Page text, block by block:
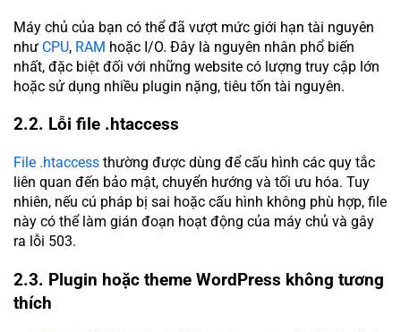
Máy chủ của bạn có thể đã vượt mức giới hạn tài nguyên
như CPU, RAM hoặc I/O. Đây là nguyên nhân phổ biến
nhất, đặc biệt đối với những website có lượng truy cập lớn
hoặc sử dụng nhiều plugin nặng, tiêu tốn tài nguyên.
2.2. Lỗi file .htaccess
File .htaccess thường được dùng để cấu hình các quy tắc
liên quan đến bảo mật, chuyển hướng và tối ưu hóa. Tuy
nhiên, nếu cú pháp bị sai hoặc cấu hình không phù hợp, file
này có thể làm gián đoạn hoạt động của máy chủ và gây
ra lỗi 503.
2.3. Plugin hoặc theme WordPress không tương
thích